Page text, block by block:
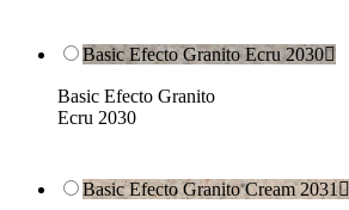
Basic Efecto Granito Ecru 2030
Basic Efecto Granito
Ecru 2030
Basic Efecto Granito Cream 2031